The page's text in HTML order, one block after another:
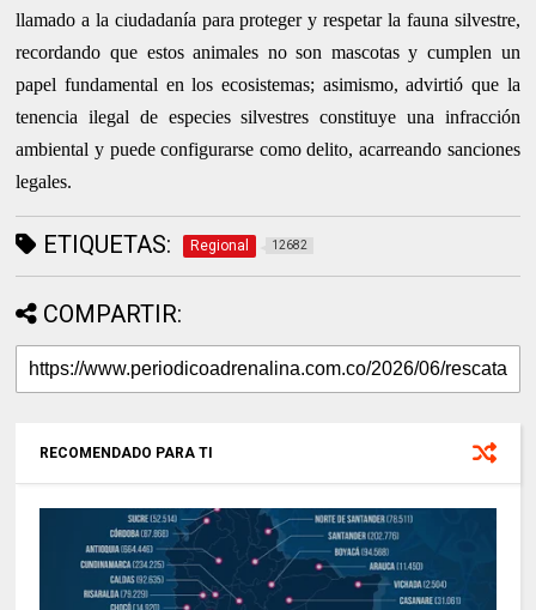
llamado a la ciudadanía para proteger y respetar la fauna silvestre,
recordando que estos animales no son mascotas y cumplen un
papel fundamental en los ecosistemas; asimismo, advirtió que la
tenencia ilegal de especies silvestres constituye una infracción
ambiental y puede configurarse como delito, acarreando sanciones
legales.
ETIQUETAS: Regional 12682
COMPARTIR:
RECOMENDADO PARA TI